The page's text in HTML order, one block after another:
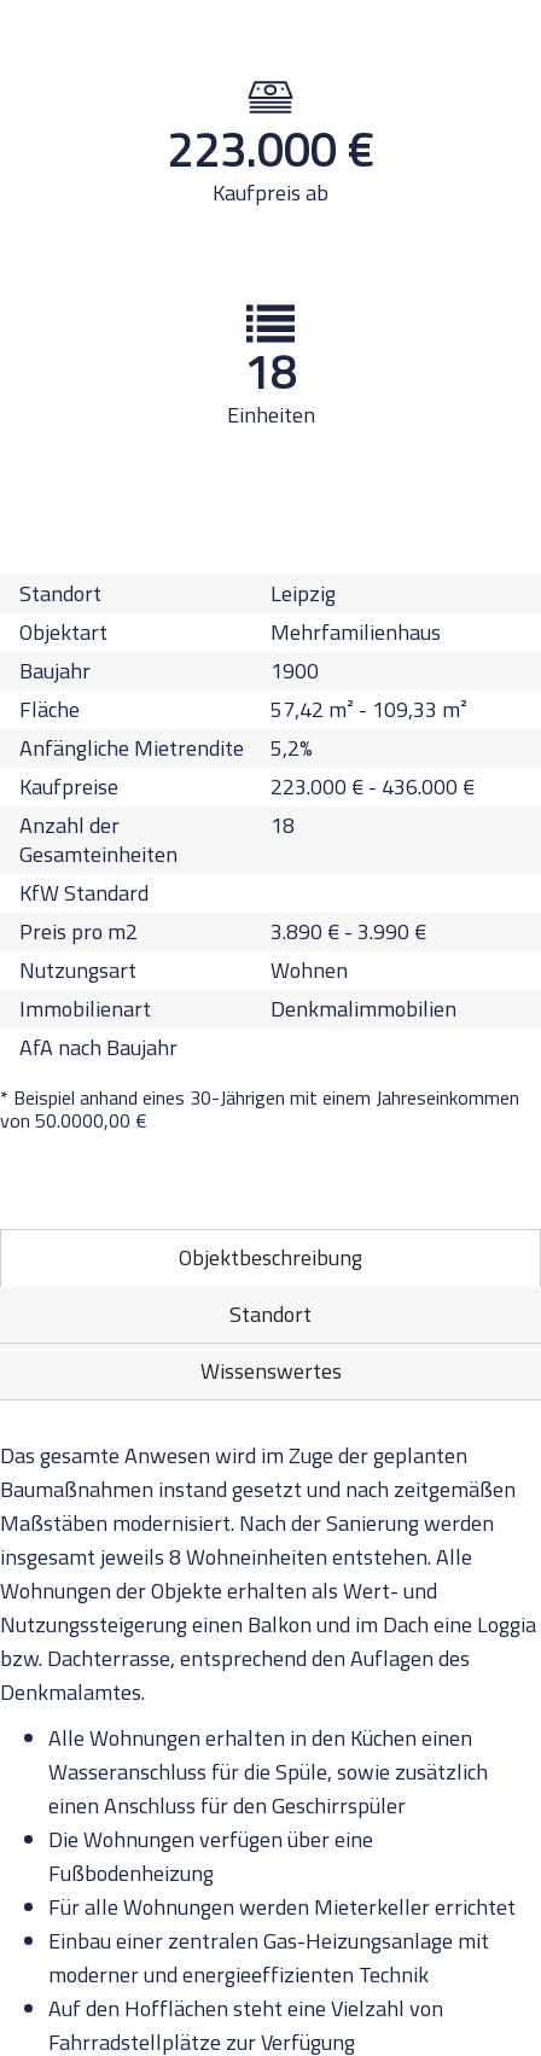
223.000€
Kaufpreis ab
18
Einheiten
Standort
Leipzig
Objektart
Mehrfamilienhaus
Baujahr
1900
Fläche
57,42 m² - 109,33 m²
Anfängliche Mietrendite
5,2%
Kaufpreise
223.000 €- 436.000 €
Anzahl der
Gesamteinheiten
18
KfW Standard
Preis pro m2
3.890 €-3.990 €
Nutzungsart
Wohnen
Immobilienart
Denkmalimmobilien
AfA nach Baujahr
* Beispiel anhand eines 30-Jährigen mit einem Jahreseinkommen
von 50.0000,00 €
Objektbeschreibung
Standort
Wissenswertes
Das gesamte Anwesen wird im Zuge der geplanten
Baumaßnahmen instand gesetzt und nach zeitgemäßen
Maßstäben modernisiert. Nach der Sanierung werden
insgesamt jeweils 8 Wohneinheiten entstehen. Alle
Wohnungen der Objekte erhalten als Wert- und
Nutzungssteigerung einen Balkon und im Dach eine Loggia
bzw. Dachterrasse, entsprechend den Auflagen des
Denkmalamtes.
Alle Wohnungen erhalten in den Küchen einen
Wasseranschluss für die Spüle, sowie zusätzlich
einen Anschluss für den Geschirrspüler
Die Wohnungen verfügen über eine
Fußbodenheizung
Für alle Wohnungen werden Mieterkeller errichtet
Einbau einer zentralen Gas-Heizungsanlage mit
moderner und energieeffizienten Technik
Auf den Hofflächen steht eine Vielzahl von
Fahrradstellplätze zur Verfügung